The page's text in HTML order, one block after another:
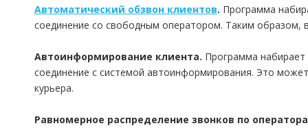
Автоматический обзвон клиентов. Программа
соединение со свободным оператором. Таким образом,
Автоинформирование клиента. Программа
соединение с системой автоинформирования. Это
курьера.
Равномерное распределение звонков по